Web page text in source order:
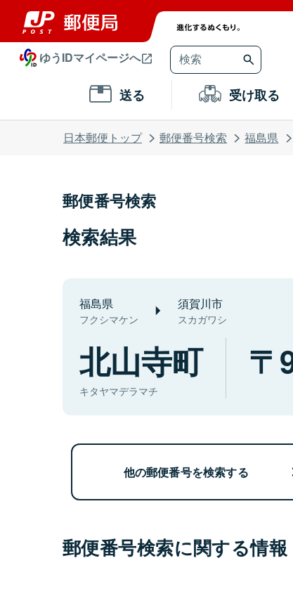
ゆうIDマイページへ
送る 受け取る
日本郵便トップ 郵便番号検索 福島県
郵便番号検索
検索結果
福島県
フクシマケン
須賀川市
スカガワシ
北山寺町
キタヤマデラマチ
他の郵便番号を検索する
郵便番号検索に関する情報